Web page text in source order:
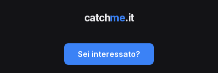
catchme.it
Sei interessato?